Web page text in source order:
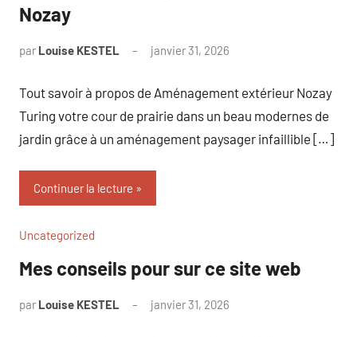
Nozay
par Louise KESTEL janvier 31, 2026
Tout savoir à propos de Aménagement extérieur Nozay
Turing votre cour de prairie dans un beau modernes de
jardin grâce à un aménagement paysager infaillible […]
Continuer la lecture
Uncategorized
Mes conseils pour sur ce site web
par Louise KESTEL janvier 31, 2026